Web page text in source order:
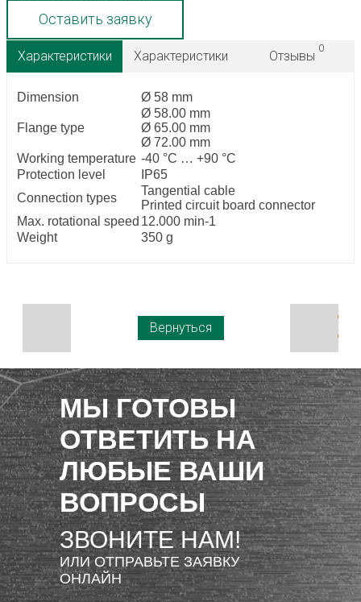
Оставить заявку
Характеристики Характеристики Отзывы
0
Dimension Ø 58 mm
Flange type
Ø 58.00 mm
Ø 65.00 mm
Ø 72.00 mm
Working temperature -40 °C … +90 °C
Protection level
IP65
Connection types
Tangential cable
Printed circuit board connector
Max. rotational speed 12.000 min-1
Weight
350 g
Вернуться
МЫ ГОТОВЫ
ОТВЕТИТЬ НА
ЛЮБЫЕ ВАШИ
ВОПРОСЫ
ЗВОНИТЕ НАМ!
ИЛИ ОТПРАВЬТЕ ЗАЯВКУ
ОНЛАЙН